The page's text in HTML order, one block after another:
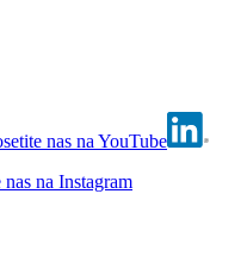
nas na YouTube
nas na Instagram